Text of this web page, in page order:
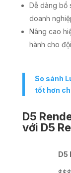
Dễ dàng bổ
doanh
Nâng cao
hành cho
So sánh
tốt hơn
D5
với D5
D5